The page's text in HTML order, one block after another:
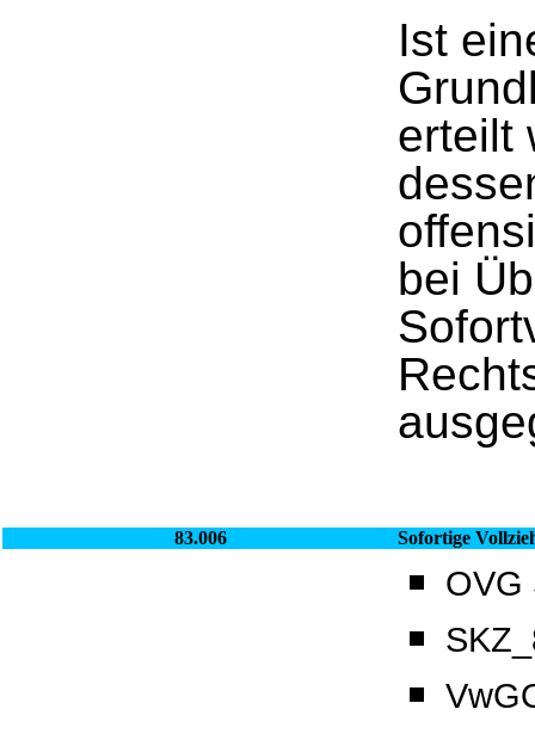
Ist
erteilt
bei
83.006 Sofortige
OVG